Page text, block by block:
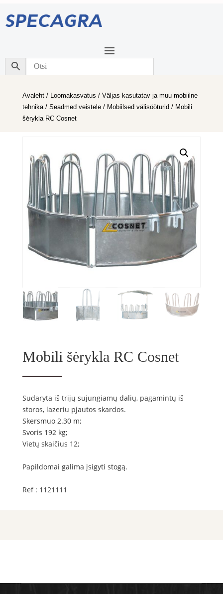
Avaleht/ Loomakasvatus / Väljas kasutatav ja muu mobiilne
tehnika/ Seadmed veistele/ Mobiilsed välisööturid / Mobili
šėrykla RC Cosnet
Mobili šėrykla RC Cosnet
Sudaryta iš trijų sujungiamų dalių, pagamintų iš
storos, lazeriu pjautos skardos.
Skersmuo 2.30 m;
Svoris 192 kg;
Vietų skaičius 12;
Papildomai galima įsigyti stogą.
Ref : 1121111